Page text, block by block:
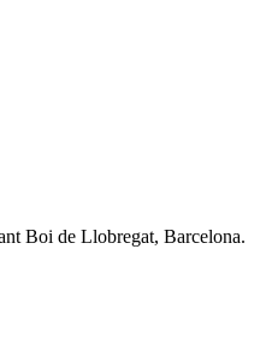
Boi de Llobregat, Barcelona.